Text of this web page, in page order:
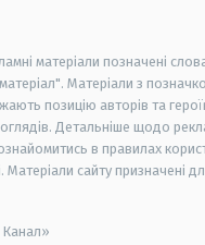
матеріали позначені
Матеріали з
позицію авторів та
Детальніше щодо
в правилах
Матеріали сайту призначені